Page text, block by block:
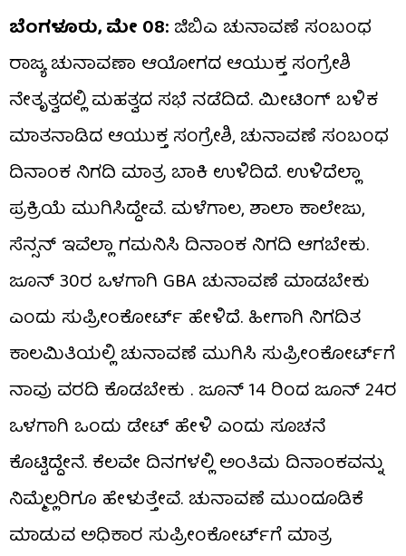
ಬೆಂಗಳೂರು, ಮೇ 08: ಜಿಬಿಎ ಚುನಾವಣೆ ಸಂಬಂಧ
ರಾಜ್ಯ ಚುನಾವಣಾ ಆಯೋಗದ ಆಯುಕ್ತ ಸಂಗ್ರೇಶಿ
ನೇತೃತ್ವದಲ್ಲಿ ಮಹತ್ವದ ಸಭೆ ನಡೆದಿದೆ. ಮೀಟಿಂಗ್​​ ಬಳಿಕ
ಮಾತನಾಡಿದ ಆಯುಕ್ತ ಸಂಗ್ರೇಶಿ, ಚುನಾವಣೆ ಸಂಬಂಧ
ದಿನಾಂಕ ನಿಗದಿ ಮಾತ್ರ ಬಾಕಿ ಉಳಿದಿದೆ. ಉಳಿದೆಲ್ಲಾ
ಪ್ರಕ್ರಿಯೆ ಮುಗಿಸಿದ್ದೇವೆ. ಮಳೆಗಾಲ, ಶಾಲಾ ಕಾಲೇಜು,
ಸೆನ್ಸನ್ ಇವೆಲ್ಲಾ ಗಮನಿಸಿ ದಿನಾಂಕ ನಿಗದಿ ಆಗಬೇಕು.
ಜೂನ್ 30ರ ಒಳಗಾಗಿ GBA ಚುನಾವಣೆ ಮಾಡಬೇಕು
ಎಂದು ಸುಪ್ರೀಂಕೋರ್ಟ್ ಹೇಳಿದೆ. ಹೀಗಾಗಿ ನಿಗದಿತ
ಕಾಲಮಿತಿಯಲ್ಲಿ ಚುನಾವಣೆ ಮುಗಿಸಿ ಸುಪ್ರೀಂಕೋರ್ಟ್​​ಗೆ
ನಾವು ವರದಿ ಕೊಡಬೇಕು . ಜೂನ್ 14 ರಿಂದ ಜೂನ್ 24ರ
ಒಳಗಾಗಿ ಒಂದು ಡೇಟ್ ಹೇಳಿ ಎಂದು ಸೂಚನೆ
ಕೊಟ್ಟಿದ್ದೇನೆ. ಕೆಲವೇ ದಿನಗಳಲ್ಲಿ ಅಂತಿಮ ದಿನಾಂಕವನ್ನು
ನಿಮ್ಮೆಲ್ಲರಿಗೂ ಹೇಳುತ್ತೇವೆ. ಚುನಾವಣೆ ಮುಂದೂಡಿಕೆ
ಮಾಡುವ ಅಧಿಕಾರ ಸುಪ್ರೀಂಕೋರ್ಟ್​​ಗೆ ಮಾತ್ರ